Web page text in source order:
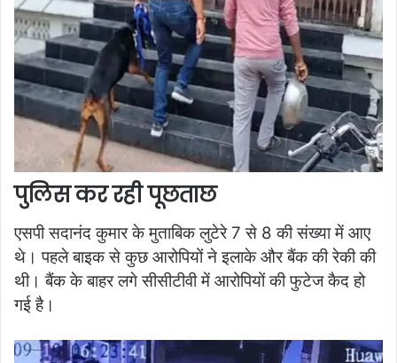
पुलिस कर रही पूछताछ
एसपी सदानंद कुमार के मुताबिक लुटेरे 7 से 8 की संख्या में आए
थे। पहले बाइक से कुछ आरोपियों ने इलाके और बैंक की रेकी की
थी। बैंक के बाहर लगे सीसीटीवी में आरोपियों की फुटेज कैद हो
गई है।